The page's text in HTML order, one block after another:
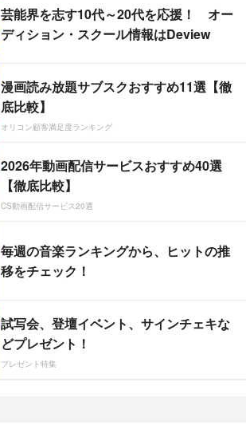
芸能界を志す10代～20代を応援！ オー
ディション・スクール情報はDeview
漫画読み放題サブスクおすすめ11選【徹
底比較】
オリコン顧客満足度ランキング
2026年動画配信サービスおすすめ40選
【徹底比較】
CS動画配信サービス20選
毎週の音楽ランキングから、ヒットの推
移をチェック！
試写会、登壇イベント、サインチェキな
どプレゼント！
プレゼント特集